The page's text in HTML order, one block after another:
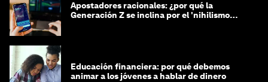
Apostadores racionales: ¿por qué la
Generación Z se inclina por el 'nihilismo
Educación financiera: por qué debemos
animar a los jóvenes a hablar de dinero